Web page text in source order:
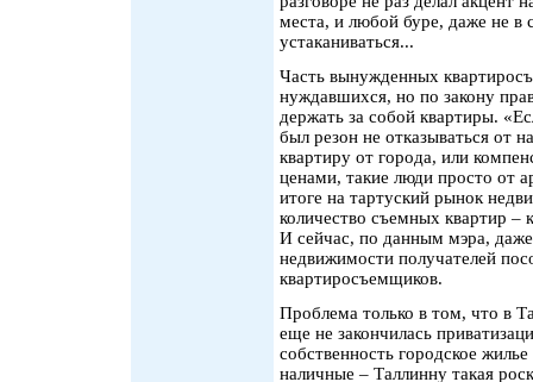
места, и любой буре, даже не в
устаканиваться...
Часть вынужденных
нуждавшихся, но по закону
держать за собой квартиры.
был резон не отказываться от
квартиру от города, или
ценами, такие люди просто от
итоге на тартуский рынок
количество съемных квартир –
И сейчас, по данным мэра,
недвижимости получателей
квартиросъемщиков.
Проблема только в том, что в
еще не закончилась
собственность городское
наличные – Таллинну такая